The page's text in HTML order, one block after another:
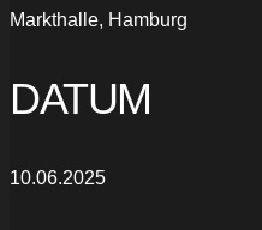
Markthalle, Hamburg
DATUM
10.06.2025